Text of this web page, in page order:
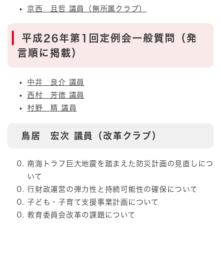
京西 且哲 議員（無所属クラブ）
平成26年第1回定例会一般質問（発
言順に掲載）
中井 良介 議員
西村 芳徳 議員
村野 精 議員
鳥居 宏次 議員（改革クラブ）
南海トラフ巨大地震を踏まえた防災計画の見直しにつ
いて
行財政運営の弾力性と持続可能性の確保について
子ども・子育て支援事業計画について
教育委員会改革の課題について